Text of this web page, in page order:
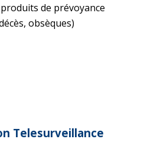
de prévoyance
obsèques)
Telesurveillance